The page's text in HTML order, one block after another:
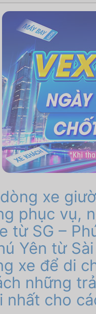
xe
phục vụ,
từ SG –
Yên từ
xe để di
những
nhất cho